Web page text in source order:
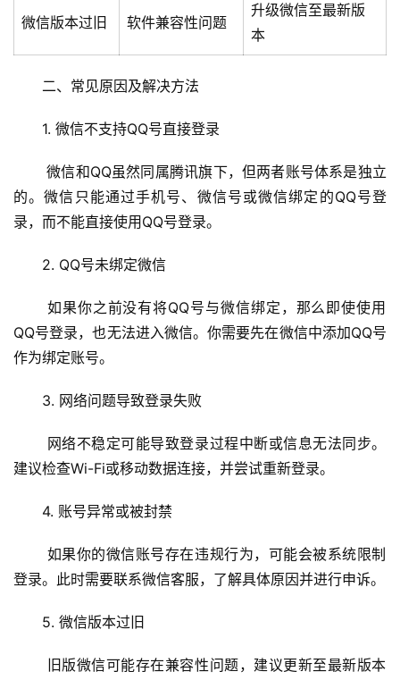
微信版本过旧 软件兼容性问题
升级微信至最新版
本
二、常见原因及解决方法
1. 微信不支持QQ号直接登录
微信和QQ虽然同属腾讯旗下，但两者账号体系是独立
的。微信只能通过手机号、微信号或微信绑定的QQ号登
录，而不能直接使用QQ号登录。
2. QQ号未绑定微信
QQ号登录，也无法进入微信。你需要先在微信中添加QQ号
作为绑定账号。
3. 网络问题导致登录失败
建议检查Wi-Fi或移动数据连接，并尝试重新登录。
4. 账号异常或被封禁
登录。此时需要联系微信客服，了解具体原因并进行申诉。
5. 微信版本过旧